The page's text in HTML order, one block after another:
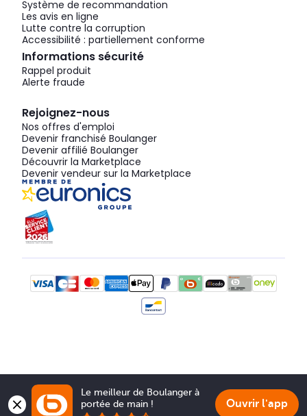
Système de recommandation
Les avis en ligne
Lutte contre la corruption
Accessibilité : partiellement conforme
Informations sécurité
Rappel produit
Alerte fraude
Rejoignez-nous
Nos offres d'emploi
Devenir franchisé Boulanger
Devenir affilié Boulanger
Découvrir la Marketplace
Devenir vendeur sur la Marketplace
Le meilleur de Boulanger à
portée de main !
Ouvrir l'app